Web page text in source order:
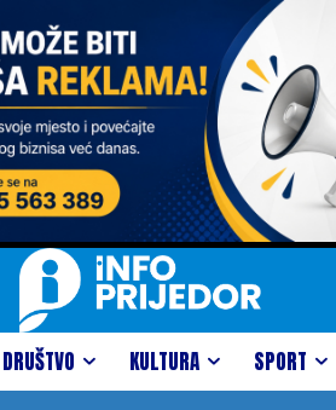
DRUŠTVO KULTURA SPORT